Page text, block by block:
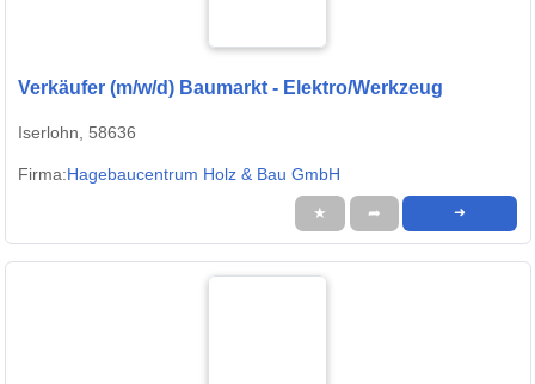
Verkäufer (m/w/d) Baumarkt - Elektro/Werkzeug
Iserlohn, 58636
Firma:Hagebaucentrum Holz & Bau GmbH
★ ➦ ➜